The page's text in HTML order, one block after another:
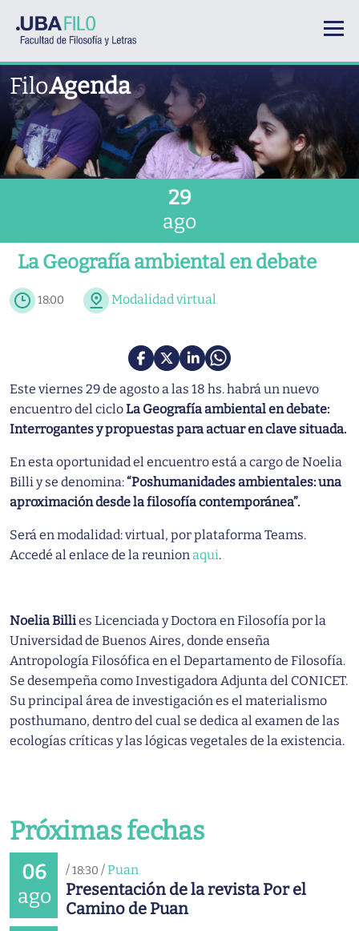
FiloAgenda
29
ago
La Geografía ambiental en debate
18:00 Modalidad virtual
Este viernes 29 de agosto a las 18 hs. habrá un nuevo
encuentro del cicloLa Geografía ambiental en debate:
Interrogantes y propuestas para actuar en clave situada.
En esta oportunidad el encuentro está a cargo de Noelia
Billi y se denomina:“Poshumanidades ambientales: una
aproximación desde la filosofía contemporánea”.
Será en modalidad: virtual, por plataforma Teams.
Accedé al enlace de la reunionaqui.
Noelia Billies Licenciada y Doctora en Filosofía por la
Universidad de Buenos Aires, donde enseña
Antropología Filosófica en el Departamento de Filosofía.
Se desempeña como Investigadora Adjunta del CONICET.
Su principal área de investigación es el materialismo
posthumano, dentro del cual se dedica al examen de las
ecologías críticas y las lógicas vegetales de la existencia.
Próximas fechas
06
ago
/18:30 /Puan
Presentación de la revista Por el
Camino de Puan